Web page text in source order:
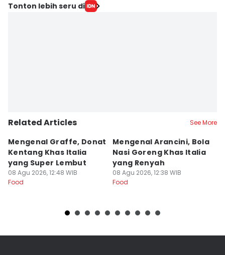
Tonton lebih seru di
Related Articles See More
Mengenal Graffe, Donat
Kentang Khas Italia
yang Super Lembut
08 Agu 2026, 12:48 WIB
Food
Mengenal Arancini, Bola
Nasi Goreng Khas Italia
yang Renyah
08 Agu 2026, 12:38 WIB
Food